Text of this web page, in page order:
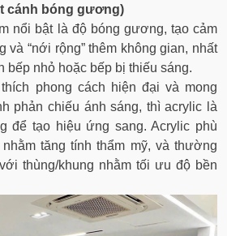
cánh bóng gương)
nổi bật là độ bóng gương, tạo cảm
và “nới rộng” thêm không gian, nhất
bếp nhỏ hoặc bếp bị thiếu sáng.
phong cách hiện đại và mong
phản chiếu ánh sáng, thì acrylic là
để tạo hiệu ứng sang. Acrylic phù
tăng tính thẩm mỹ, và thường
thùng/khung nhằm tối ưu độ bền